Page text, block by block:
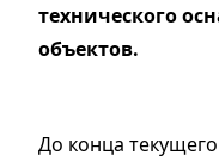
технического
объектов.
До конца